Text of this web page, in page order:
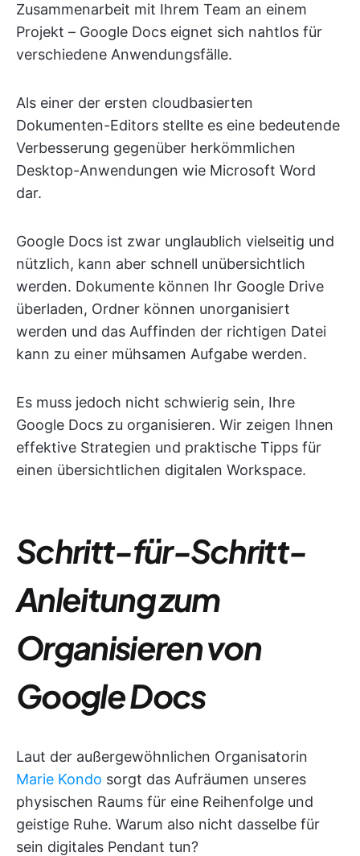
Zusammenarbeit mit Ihrem Team an einem
Projekt – Google Docs eignet sich nahtlos für
verschiedene Anwendungsfälle.
Als einer der ersten cloudbasierten
Dokumenten-Editors stellte es eine bedeutende
Verbesserung gegenüber herkömmlichen
Desktop-Anwendungen wie Microsoft Word
dar.
Google Docs ist zwar unglaublich vielseitig und
nützlich, kann aber schnell unübersichtlich
werden. Dokumente können Ihr Google Drive
überladen, Ordner können unorganisiert
werden und das Auffinden der richtigen Datei
kann zu einer mühsamen Aufgabe werden.
Es muss jedoch nicht schwierig sein, Ihre
Google Docs zu organisieren. Wir zeigen Ihnen
effektive Strategien und praktische Tipps für
einen übersichtlichen digitalen Workspace.
Schritt-für-Schritt-
Anleitung zum
Organisieren von
Google Docs
Laut der außergewöhnlichen Organisatorin
Marie Kondo sorgt das Aufräumen unseres
physischen Raums für eine Reihenfolge und
geistige Ruhe. Warum also nicht dasselbe für
sein digitales Pendant tun?